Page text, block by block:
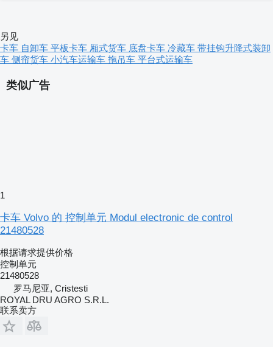
类似广告
1
卡车 Volvo 的 控制单元 Modul electronic de control
21480528
根据请求提供价格
控制单元
21480528
罗马尼亚, Cristesti
ROYAL DRU AGRO S.R.L.
联系卖方
另见
卡车 自卸车 平板卡车 厢式货车 底盘卡车 冷藏车 带挂钩升降式装卸
车 侧帘货车 小汽车运输车 拖吊车 平台式运输车